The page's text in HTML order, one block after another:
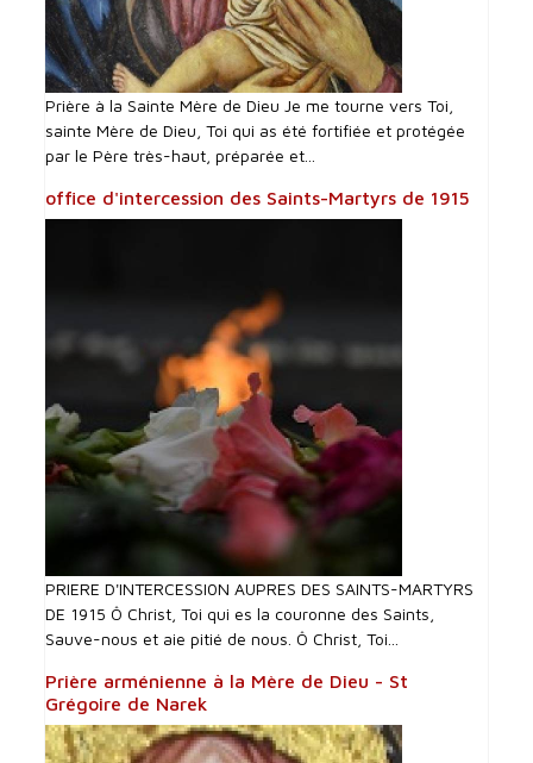
Prière à la Sainte Mère de Dieu Je me tourne vers Toi,
sainte Mère de Dieu, Toi qui as été fortifiée et protégée
par le Père très-haut, préparée et...
office d'intercession des Saints-Martyrs de 1915
PRIERE D'INTERCESSI0N AUPRES DES SAINTS-MARTYRS
DE 1915 Ô Christ, Toi qui es la couronne des Saints,
Sauve-nous et aie pitié de nous. Ô Christ, Toi...
Prière arménienne à la Mère de Dieu - St
Grégoire de Narek